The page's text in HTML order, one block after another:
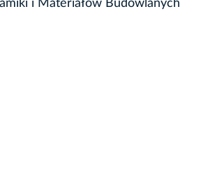
i Materiałów Budowlanych